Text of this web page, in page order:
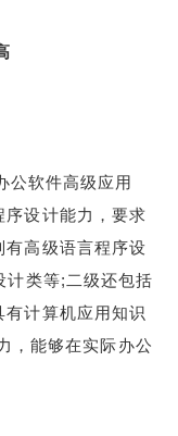
软件高级应用
序设计能力，要求
有高级语言程序设
计类等;二级还包括
计算机应用知识
，能够在实际办公